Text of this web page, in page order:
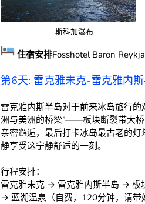
斯科加瀑布
住宿安排Fosshotel Baron
第6天: 雷克雅未克-雷克雅内
雷克雅内斯半岛对于前来冰岛旅行
洲与美洲的桥梁”——板块断裂带大
亲密邂逅，最后打卡冰岛最古老的
静享受这宁静舒适的一刻。
行程安排：
雷克雅未克 → 雷克雅内斯半岛 → 板
→ 蓝湖温泉（自费，120分钟，请